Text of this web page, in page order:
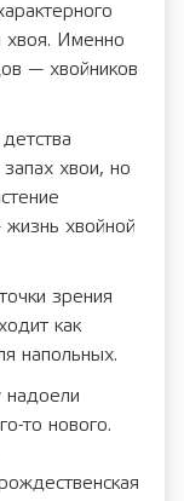
Именно
— хвойников
хвои, но
хвойной
зрения
как
напольных.
надоели
то нового.